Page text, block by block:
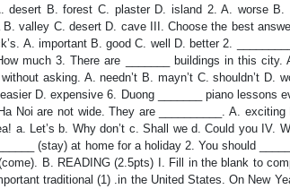
desert B. forest C. plaster D. island 2. A. worse
B. valley C. desert D. cave III. Choose the best
A. important B. good C. well D. better 2.
much 3. There are _______ buildings in this
without asking. A. needn’t B. mayn’t C. shouldn’t
D. expensive 6. Duong _______ piano lessons
Noi are not wide. They are __________. A.
a. Let’s b. Why don’t c. Shall we d. Could you
(stay) at home for a holiday 2. You should
B. READING (2.5pts) I. Fill in the blank to
traditional (1) .in the United States. On New